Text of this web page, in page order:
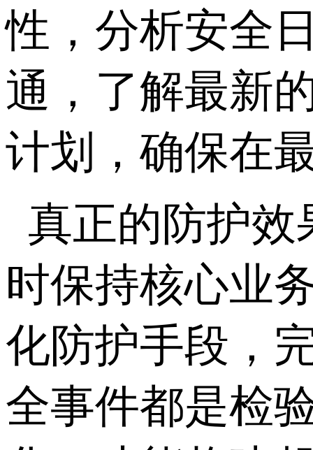
性，分析安全
通，了解最新
计划，确保在
真正的防护效
时保持核心业
化防护手段，
全事件都是检